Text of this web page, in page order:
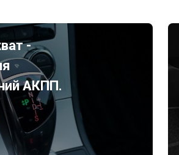
-
АКПП.